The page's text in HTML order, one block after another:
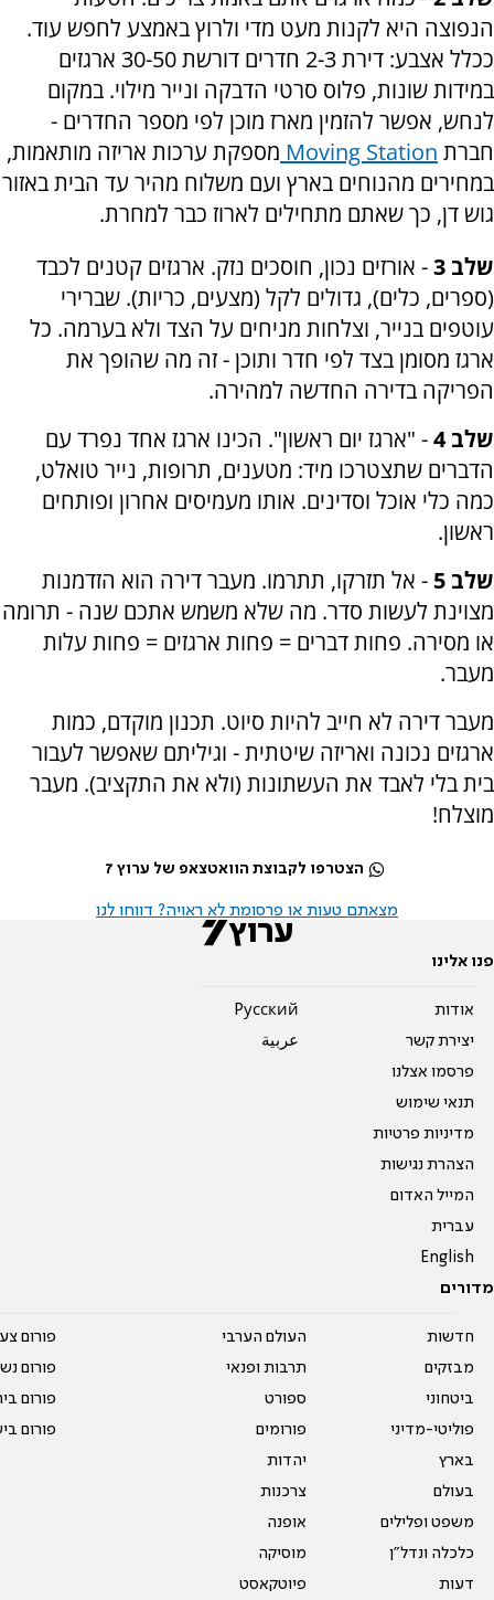
הנפוצה היא לקנות מעט מדי ולרוץ באמצע לחפש עוד.
ככלל אצבע: דירת 2-3 חדרים דורשת 30-50 ארגזים
במידות שונות, פלוס סרטי הדבקה ונייר מילוי. במקום
לנחש, אפשר להזמין מארז מוכן לפי מספר החדרים -
חברת Moving Station מספקת ערכות אריזה מותאמות,
במחירים מהנוחים בארץ ועם משלוח מהיר עד הבית באזור
גוש דן, כך שאתם מתחילים לארוז כבר למחרת.
שלב 3
- אורזים נכון, חוסכים נזק. ארגזים קטנים לכבד
(ספרים, כלים), גדולים לקל (מצעים, כריות). שברירי
עוטפים בנייר, וצלחות מניחים על הצד ולא בערמה. כל
ארגז מסומן בצד לפי חדר ותוכן - זה מה שהופך את
הפריקה בדירה החדשה למהירה.
שלב 4 - "ארגז יום ראשון". הכינו ארגז אחד נפרד עם
הדברים שתצטרכו מיד: מטענים, תרופות, נייר טואלט,
כמה כלי אוכל וסדינים. אותו מעמיסים אחרון ופותחים
ראשון.
שלב 5
- אל תזרקו, תתרמו. מעבר דירה הוא הזדמנות
מצוינת לעשות סדר. מה שלא משמש אתכם שנה - תרומה
או מסירה. פחות דברים = פחות ארגזים = פחות עלות
מעבר.
מעבר דירה לא חייב להיות סיוט. תכנון מוקדם, כמות
ארגזים נכונה ואריזה שיטתית - וגיליתם שאפשר לעבור
בית בלי לאבד את העשתונות (ולא את התקציב). מעבר
מוצלח!
הצטרפו לקבוצת הוואטצאפ של ערוץ 7
מצאתם טעות או פרסומת לא ראויה? דווחו לנו
פנו אלינו
אודות
יצירת קשר
פרסמו אצלנו
תנאי שימוש
מדיניות פרטיות
הצהרת נגישות
המייל האדום
עברית
English
Pусский
عربية
מדורים
חדשות
מבזקים
ביטחוני
פוליטי-מדיני
בארץ
בעולם
משפט ופלילים
כלכלה ונדל"ן
דעות
העולם הערבי
תרבות ופנאי
ספורט
פורומים
יהדות
צרכנות
אופנה
מוסיקה
פיוטקאסט
פורום
פורום
פורום
פורום